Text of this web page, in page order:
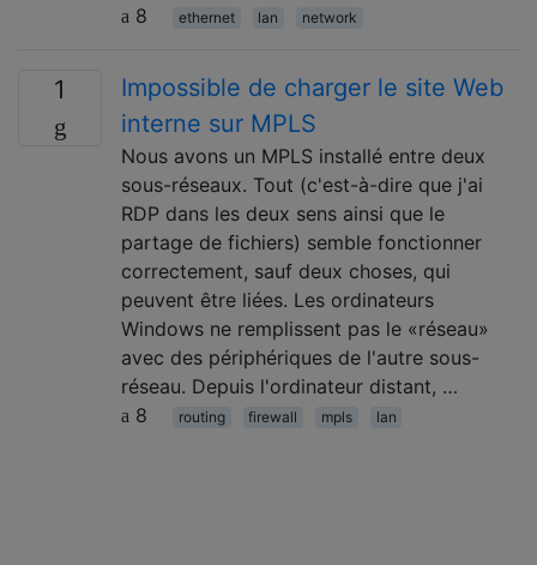
8
ethernet lan network
1
Impossible de charger le site Web
interne sur MPLS
Nous avons un MPLS installé entre deux
sous-réseaux. Tout (c'est-à-dire que j'ai
RDP dans les deux sens ainsi que le
partage de fichiers) semble fonctionner
correctement, sauf deux choses, qui
peuvent être liées. Les ordinateurs
Windows ne remplissent pas le «réseau»
avec des périphériques de l'autre sous-
réseau. Depuis l'ordinateur distant, …
8
routing firewall mpls lan